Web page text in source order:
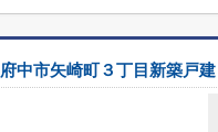
府中市矢崎町３丁目新築戸建